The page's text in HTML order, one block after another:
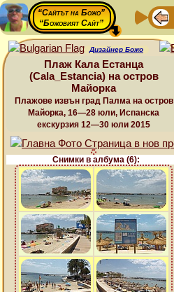
“Сайтът на Божо”
“Божовият Сайт”
Дизайнер Божо
Плаж Кала Естанца
(Cala_Estancia) на остров
Майорка
Плажове извън град Палма на остров
Майорка, 16—28 юли, Испанска
екскурзия 12—30 юли 2015
Снимки в албума (6):